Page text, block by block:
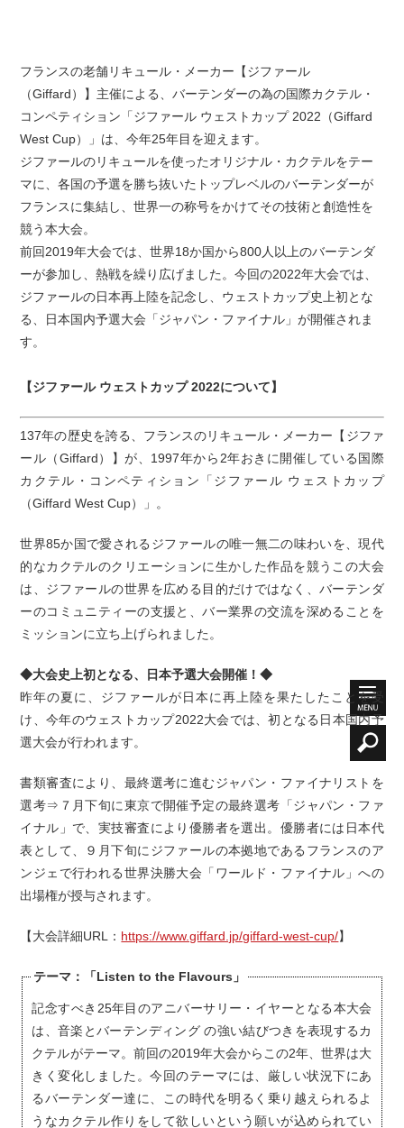
フランスの老舗リキュール・メーカー【ジファール
（Giffard）】主催による、バーテンダーの為の国際カクテル・
コンペティション「ジファール ウェストカップ 2022（Giffard
West Cup）」は、今年25年目を迎えます。
ジファールのリキュールを使ったオリジナル・カクテルをテー
マに、各国の予選を勝ち抜いたトップレベルのバーテンダーが
フランスに集結し、世界一の称号をかけてその技術と創造性を
競う本大会。
前回2019年大会では、世界18か国から800人以上のバーテンダ
ーが参加し、熱戦を繰り広げました。今回の2022年大会では、
ジファールの日本再上陸を記念し、ウェストカップ史上初とな
る、日本国内予選大会「ジャパン・ファイナル」が開催されま
す。
【ジファール ウェストカップ 2022について】
137年の歴史を誇る、フランスのリキュール・メーカー【ジファ
ール（Giffard）】が、1997年から2年おきに開催している国際
カクテル・コンペティション「ジファール ウェストカップ
（Giffard West Cup）」。
世界85か国で愛されるジファールの唯一無二の味わいを、現代
的なカクテルのクリエーションに生かした作品を競うこの大会
は、ジファールの世界を広める目的だけではなく、バーテンダ
ーのコミュニティーの支援と、バー業界の交流を深めることを
ミッションに立ち上げられました。
◆大会史上初となる、日本予選大会開催！◆
昨年の夏に、ジファールが日本に再上陸を果たしたことを受
け、今年のウェストカップ2022大会では、初となる日本国内予
選大会が行われます。
書類審査により、最終選考に進むジャパン・ファイナリストを
選考⇒７月下旬に東京で開催予定の最終選考「ジャパン・ファ
イナル」で、実技審査により優勝者を選出。優勝者には日本代
表として、９月下旬にジファールの本拠地であるフランスのア
ンジェで行われる世界決勝大会「ワールド・ファイナル」への
出場権が授与されます。
【大会詳細URL： https://www.giffard.jp/giffard-west-cup/】
テーマ：「Listen to the Flavours」
記念すべき25年目のアニバーサリー・イヤーとなる本大会
は、音楽とバーテンディング の強い結びつきを表現するカ
クテルがテーマ。前回の2019年大会からこの2年、世界は大
きく変化しました。今回のテーマには、厳しい状況下にあ
るバーテンダー達に、この時代を明るく乗り越えられるよ
うなカクテル作りをして欲しいという願いが込められてい